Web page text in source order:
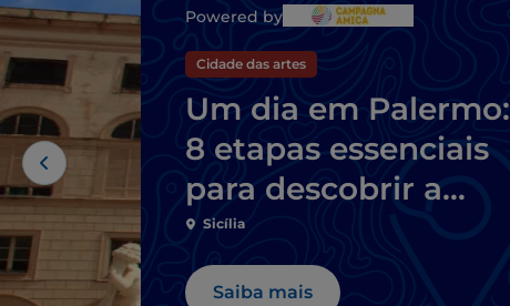
Powered by
Cidade das artes
Um dia em Palermo:
8 etapas essenciais
para descobrir a
cidade
Sicília
Saiba mais